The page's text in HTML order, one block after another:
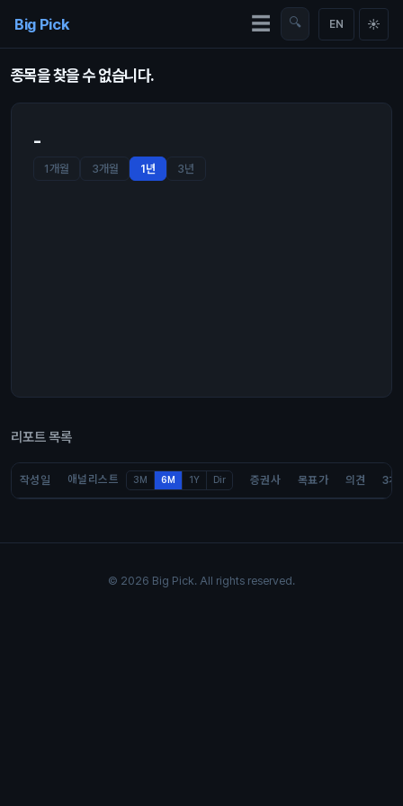
Big Pick ☰ 🔍 EN ☀
종목을 찾을 수 없습니다.
-
1개월 3개월 1년 3년
리포트 목록
작성일 애널리스트 3M 6M 1Y Dir 증권사 목표가 의견 3개
© 2026 Big Pick. All rights reserved.